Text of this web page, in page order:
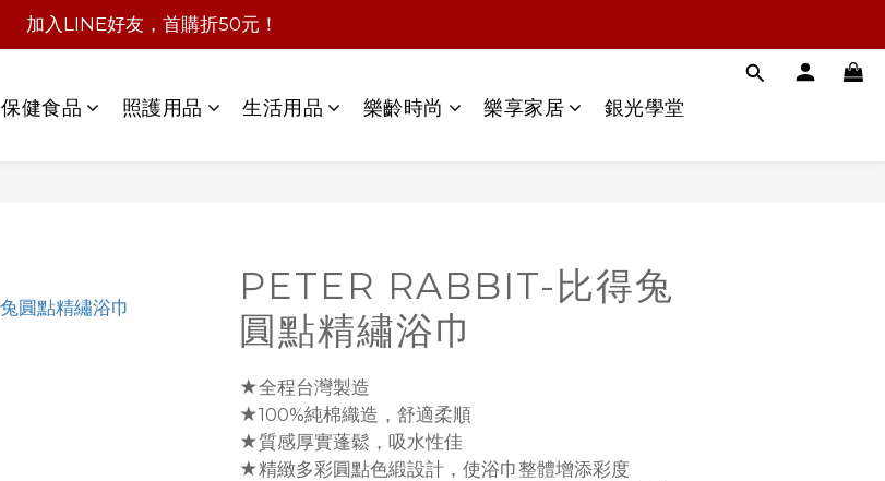
加入LINE好友，首購折50元！
保健食品 照護用品 生活用品 樂齡時尚 樂享家居 銀光學堂
PETER RABBIT-比得兔
圓點精繡浴巾
★全程台灣製造
★100%純棉織造，舒適柔順
★質感厚實蓬鬆，吸水性佳
★精緻多彩圓點色緞設計，使浴巾整體增添彩度